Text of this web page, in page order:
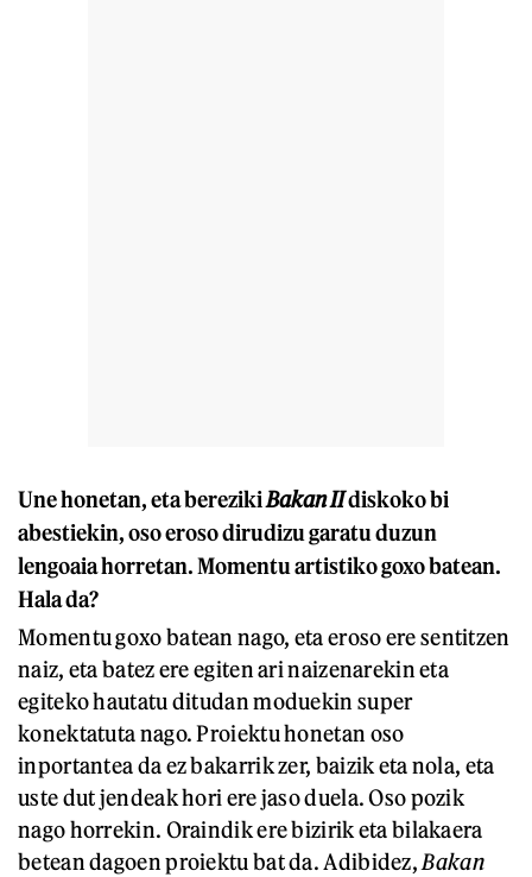
Une honetan, eta berezikiBakan IIdiskoko bi
abestiekin, oso eroso dirudizu garatu duzun
lengoaia horretan. Momentu artistiko goxo batean.
Hala da?
Momentu goxo batean nago, eta eroso ere sentitzen
naiz, eta batez ere egiten ari naizenarekin eta
egiteko hautatu ditudan moduekin super
konektatuta nago. Proiektu honetan oso
inportantea da ez bakarrik zer, baizik eta nola, eta
uste dut jendeak hori ere jaso duela. Oso pozik
nago horrekin. Oraindik ere bizirik eta bilakaera
betean dagoen proiektu bat da. Adibidez, Bakan